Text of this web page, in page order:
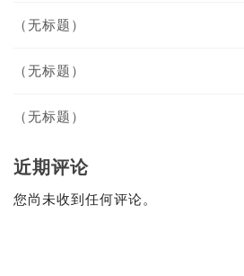
（无标题）
（无标题）
（无标题）
近期评论
您尚未收到任何评论。